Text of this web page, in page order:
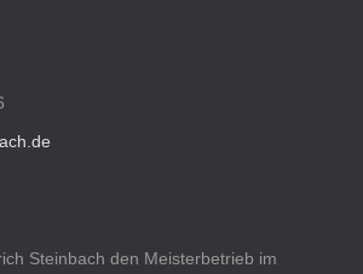
Steinbach den Meisterbetrieb im